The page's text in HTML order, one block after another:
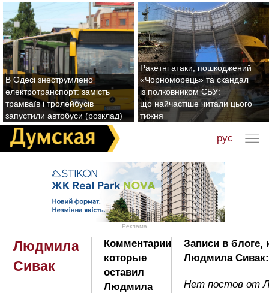
В Одесі знеструмлено
електротранспорт: замість
трамваїв і тролейбусів
запустили автобуси (розклад)
Ракетні атаки, пошкоджений
«Чорноморець» та скандал
із полковником СБУ:
що найчастіше читали цього
тижня
рус
Реклама
Людмила
Сивак
Комментарии
которые
оставил
Людмила
Записи в блоге,
Людмила Сивак:
Нет постов от